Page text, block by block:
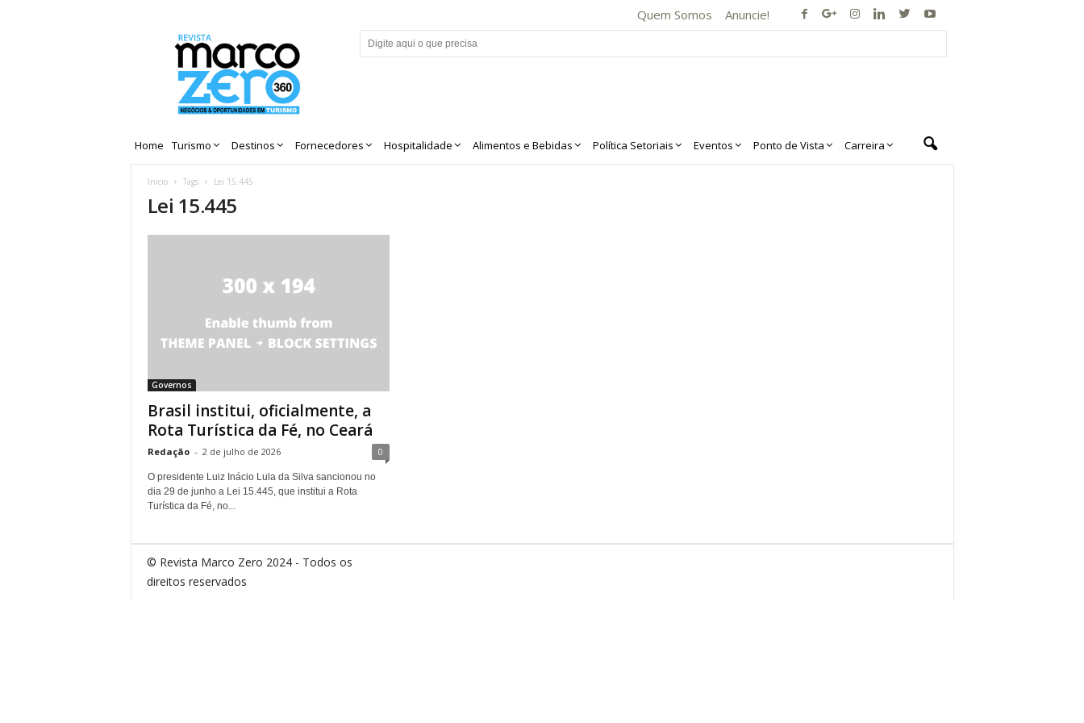
Quem Somos Anuncie!
Home Turismo Destinos Fornecedores Hospitalidade Alimentos e Bebidas Política Setoriais Eventos Ponto de Vista Carreira
Início Tags Lei 15.445
Lei 15.445
Governos
Brasil institui, oficialmente, a
Rota Turística da Fé, no Ceará
Redação - 2 de julho de 2026 0
O presidente Luiz Inácio Lula da Silva sancionou no
dia 29 de junho a Lei 15.445, que institui a Rota
Turística da Fé, no...
© Revista Marco Zero 2024 - Todos os
direitos reservados